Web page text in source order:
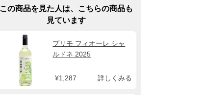
この商品を見た人は、こちらの商品も
見ています
プリモ フィオーレ シャ
ルドネ 2025
¥1,287 詳しくみる